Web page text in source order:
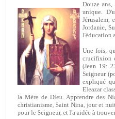
Douze
unique.
Jérusalem,
Jordanie,
l'éducation
Une fois,
crucifixion
(Jean 19:
Seigneur
expliqué
Eleazar
la Mère de Dieu. Apprendre des
christianisme, Saint Nina, jour et
pour le Seigneur, et l'a aidée à